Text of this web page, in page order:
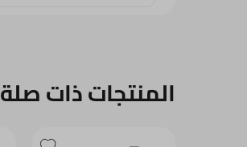
المنتجات ذات صلة